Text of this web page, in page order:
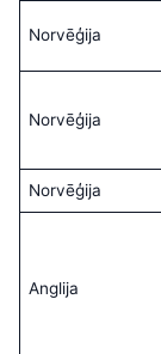
Norvēģija
Norvēģija
Norvēģija
Anglija